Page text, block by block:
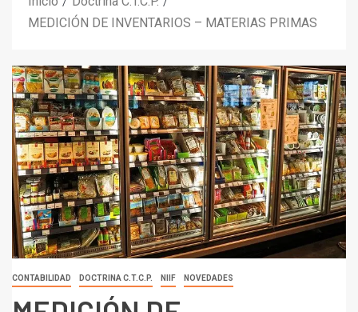
MEDICIÓN DE INVENTARIOS – MATERIAS PRIMAS
CONTABILIDAD DOCTRINA C.T.C.P. NIIF NOVEDADES